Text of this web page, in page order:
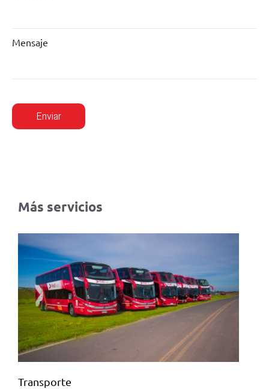
Mensaje
Más servicios
Transporte